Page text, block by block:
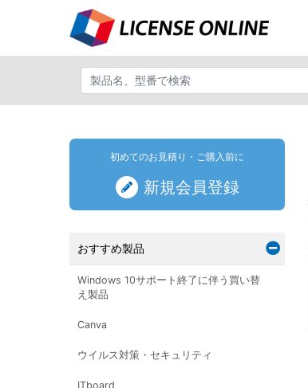
初めてのお見積り・ご購入前に
新規会員登録
おすすめ製品
Windows 10サポート終了に伴う買い替
え製品
Canva
ウイルス対策・セキュリティ
ITboard